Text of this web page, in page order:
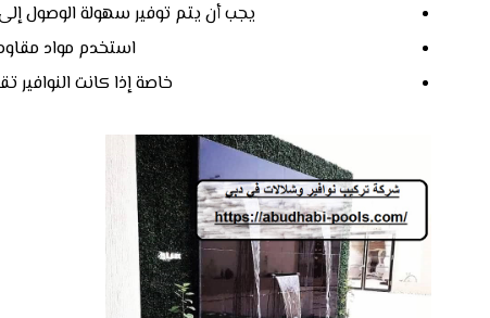
يجب أن يتم توفير سهولة الوصول إلى
استخدم مواد
خاصة إذا كانت